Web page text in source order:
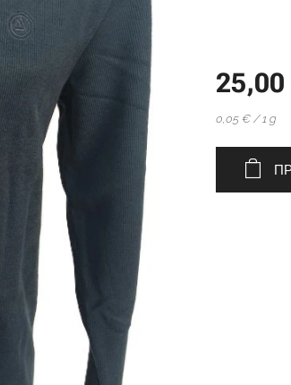
25,00
0,05 € / 1 g